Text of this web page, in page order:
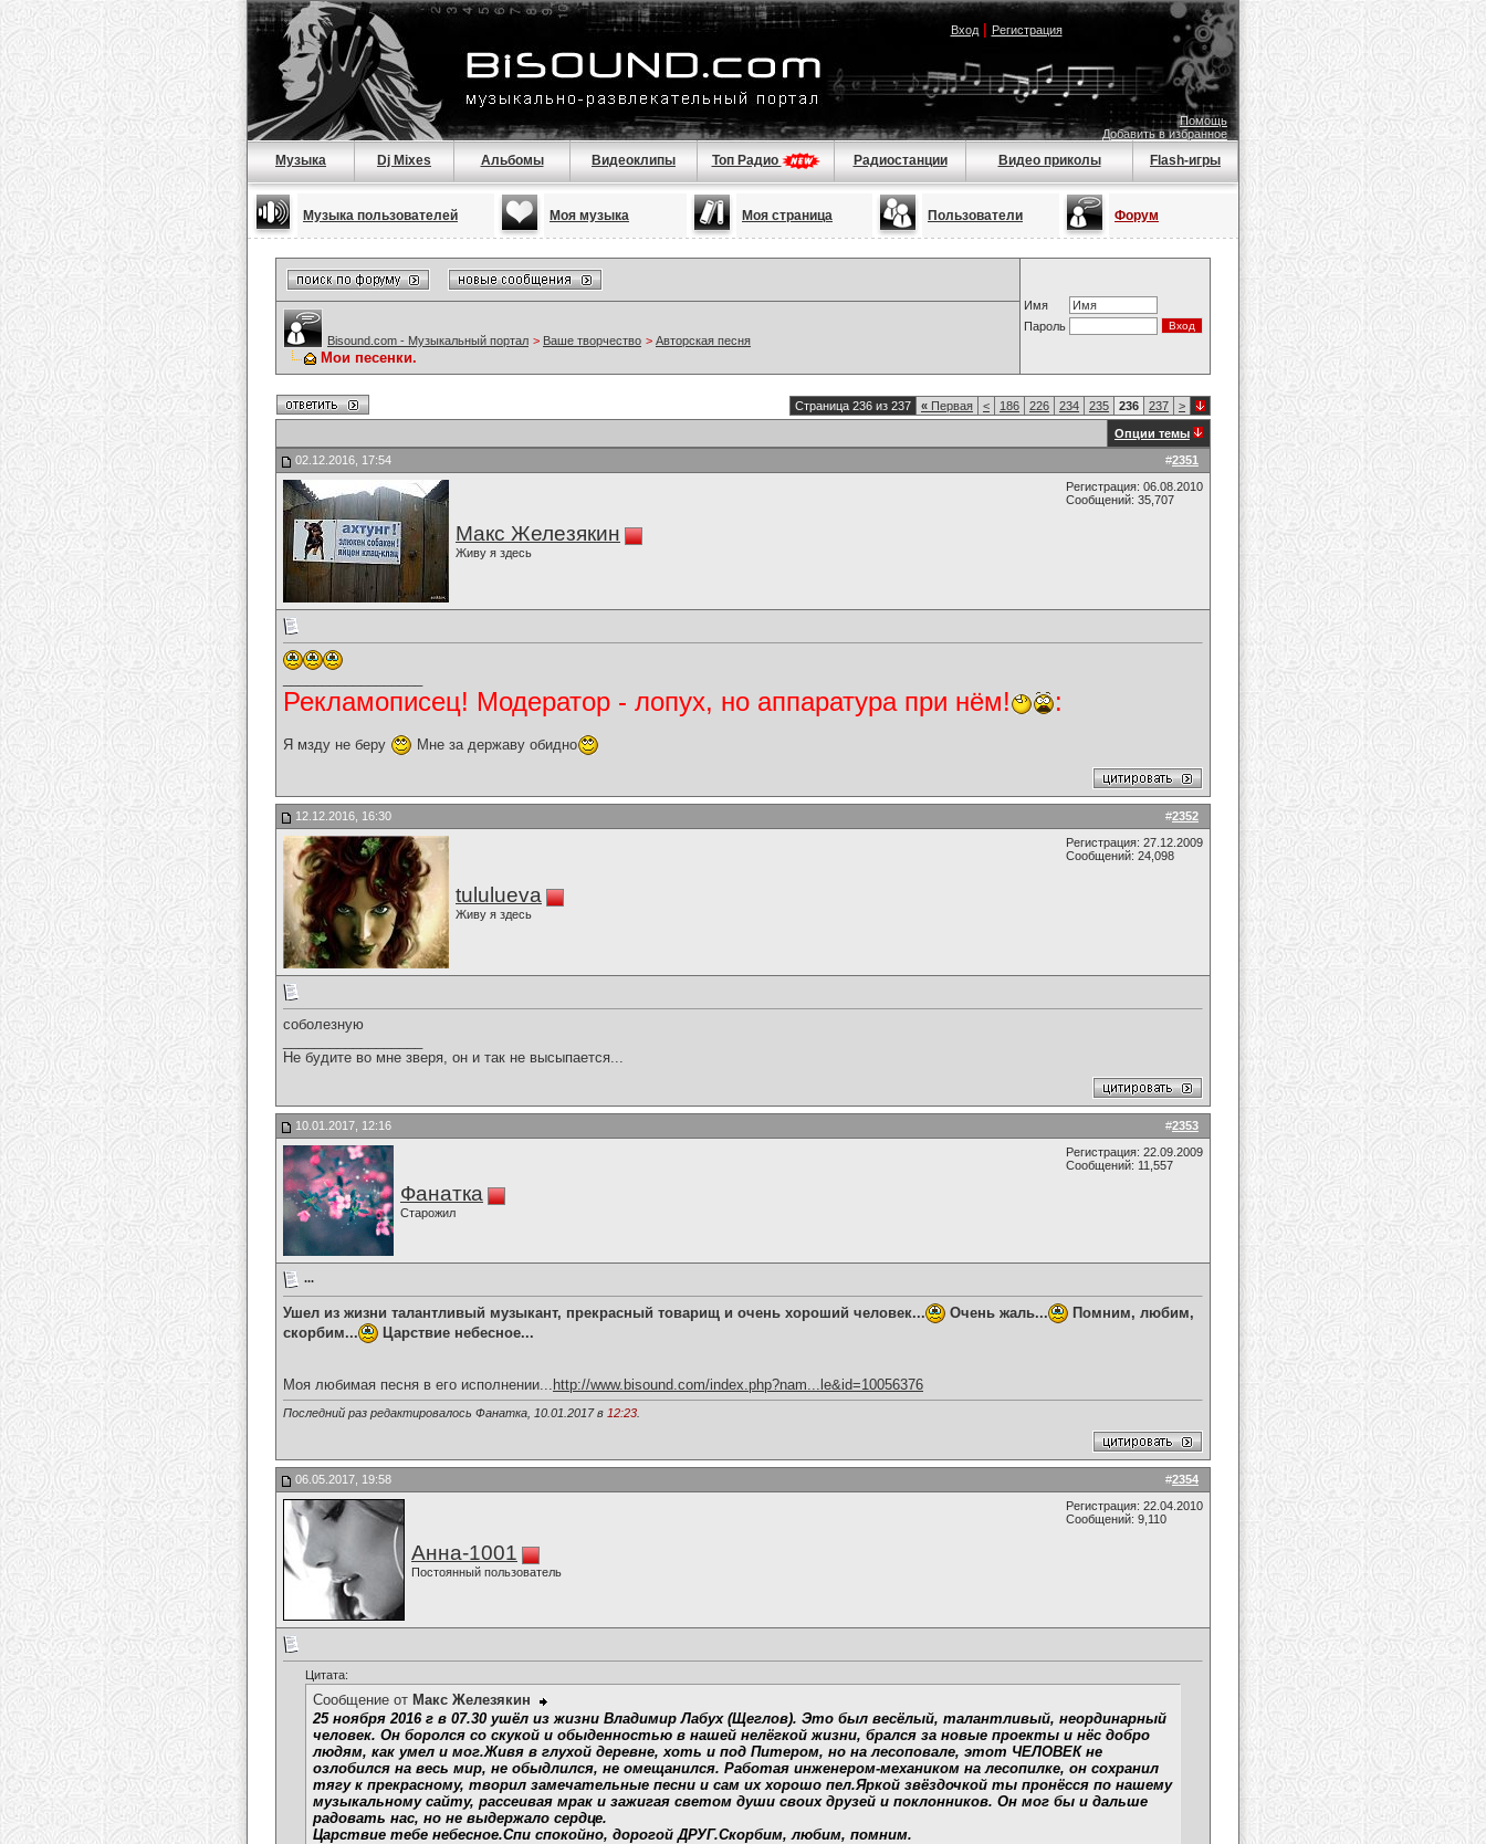
Вход| Регистрация
Помощь
Добавить в избранное
Музыка Dj Mixes Альбомы Видеоклипы Топ Радио Радиостанции Видео приколы Flash-игры
Музыка пользователей Моя музыка Моя страница Пользователи Форум
Имя
Пароль
Bisound.com - Музыкальный портал > Ваше творчество > Авторская песня
Мои песенки.
Страница 236 из 237 « Первая < 186 226 234 235 236 237 >
Опции темы
#2351
02.12.2016, 17:54
Макс Железякин
Живу я здесь
Регистрация: 06.08.2010
Сообщений: 35,707
Рекламописец! Модератор - лопух, но аппаратура при нём! :
Я мзду не беру Мне за державу обидно
#2352
12.12.2016, 16:30
tululueva
Живу я здесь
Регистрация: 27.12.2009
Сообщений: 24,098
соболезную
Не будите во мне зверя, он и так не высыпается...
#2353
10.01.2017, 12:16
Фанатка
Старожил
Регистрация: 22.09.2009
Сообщений: 11,557
...
Ушел из жизни талантливый музыкант, прекрасный товарищ и очень хороший человек... Очень жаль...
Помним, любим,
скорбим...
Царствие небесное...
Моя любимая песня в его исполнении... http://www.bisound.com/index.php?nam...le&id=10056376
Последний раз редактировалось Фанатка, 10.01.2017 в 12:23
#2354
06.05.2017, 19:58
Анна-1001
Постоянный пользователь
Регистрация: 22.04.2010
Сообщений: 9,110
Цитата:
Сообщение от Макс Железякин
25 ноября 2016 г в 07.30 ушёл из жизни Владимир Лабух (Щеглов). Это был весёлый, талантливый, неординарный
человек. Он боролся со скукой и обыденностью в нашей нелёгкой жизни, брался за новые проекты и нёс добро
людям, как умел и мог.Живя в глухой деревне, хоть и под Питером, но на лесоповале, этот ЧЕЛОВЕК не
озлобился на весь мир, не обыдлился, не омещанился. Работая инженером-механиком на лесопилке, он сохранил
тягу к прекрасному, творил замечательные песни и сам их хорошо пел.Яркой звёздочкой ты пронёсся по нашему
музыкальному сайту, рассеивая мрак и зажигая светом души своих друзей и поклонников. Он мог бы и дальше
радовать нас, но не выдержало сердце.
Царствие тебе небесное.Спи спокойно, дорогой ДРУГ.Скорбим, любим, помним.